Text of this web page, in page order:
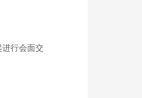
进行会面交